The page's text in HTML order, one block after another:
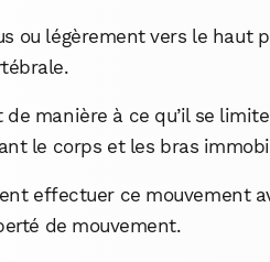
ou légèrement vers le
manière à ce qu’il se
le corps et les bras
effectuer ce mouvement
de mouvement.